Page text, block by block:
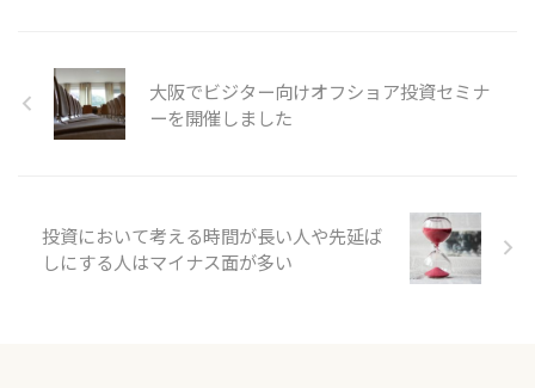
大阪でビジター向けオフショア投資セミナ
ーを開催しました
投資において考える時間が長い人や先延ば
しにする人はマイナス面が多い